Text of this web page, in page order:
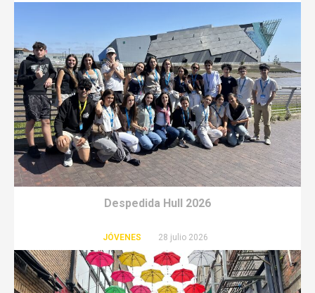
Despedida Hull 2026
JÓVENES 28 julio 2026